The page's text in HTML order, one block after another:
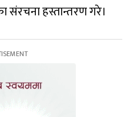
संरचना हस्तान्तरण गरे।